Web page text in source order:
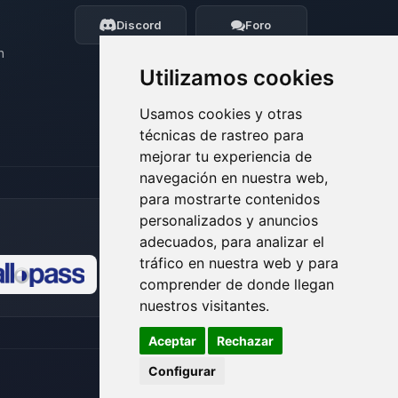
Utilizamos cookies
Usamos cookies y otras
técnicas de rastreo para
mejorar tu experiencia de
navegación en nuestra web,
para mostrarte contenidos
personalizados y anuncios
adecuados, para analizar el
tráfico en nuestra web y para
comprender de donde llegan
nuestros visitantes.
Aceptar
Rechazar
Configurar
Discord Foro
ayudarte.
08/08/2026 12:46